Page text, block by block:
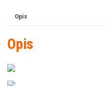
Opis
Opis